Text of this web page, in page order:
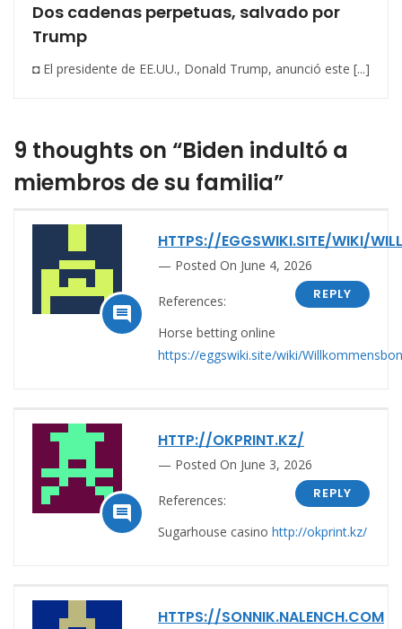
Dos cadenas perpetuas, salvado por
Trump
◘ El presidente de EE.UU., Donald Trump, anunció este [...]
9 thoughts on “Biden indultó a
miembros de su familia”

HTTPS://EGGSWIKI.SITE/WIKI/
Posted On June 4, 2026
REPLY
References:
Horse betting online
https://eggswiki.site/wiki/

HTTP://OKPRINT.KZ/
Posted On June 3, 2026
REPLY
References:
Sugarhouse casino http://okprint.kz/
HTTPS://SONNIK.NALENCH.COM